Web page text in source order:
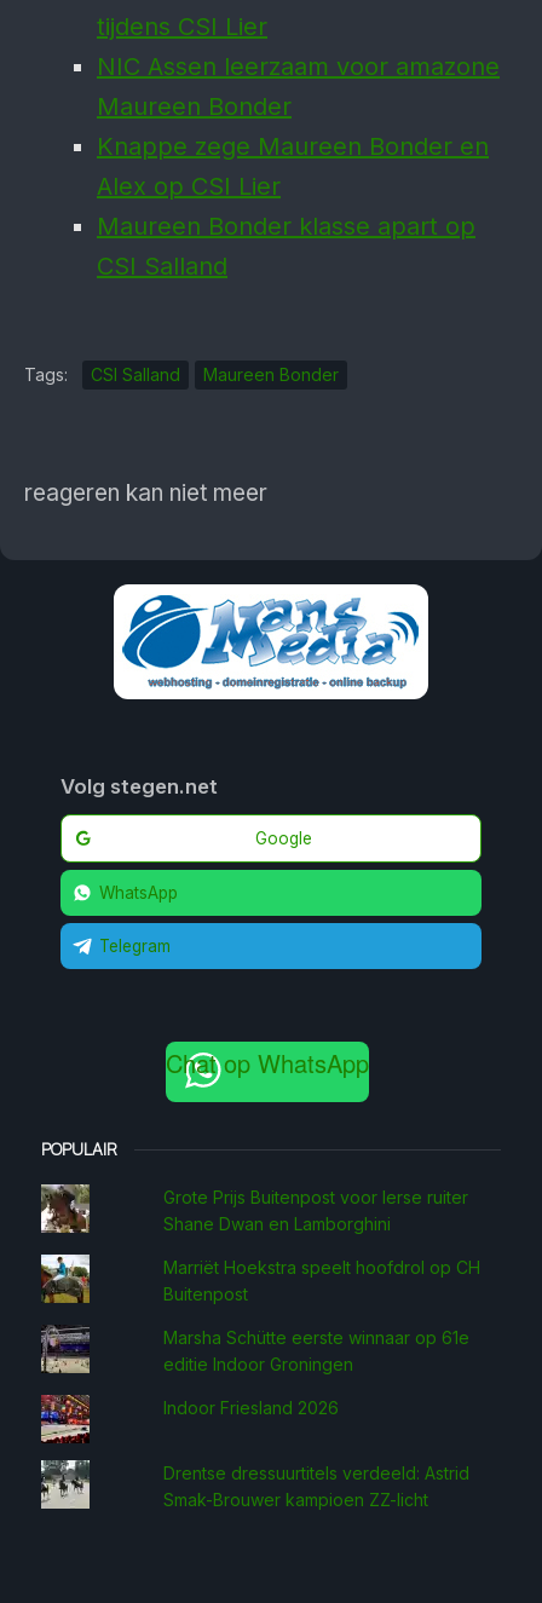
tijdens CSI Lier
NIC Assen leerzaam voor amazone
Maureen Bonder
Knappe zege Maureen Bonder en
Alex op CSI Lier
Maureen Bonder klasse apart op
CSI Salland
Tags: CSI Salland Maureen Bonder
reageren kan niet meer
Volg stegen.net
Google
WhatsApp
Telegram
Chat op WhatsApp
POPULAIR
Grote Prijs Buitenpost voor Ierse ruiter
Shane Dwan en Lamborghini
Marriët Hoekstra speelt hoofdrol op CH
Buitenpost
Marsha Schütte eerste win­naar op 61e
editie Indoor Groningen
Indoor Friesland 2026
Drentse dressuurtitels verdeeld: Astrid
Smak-Brouwer kampioen ZZ-licht